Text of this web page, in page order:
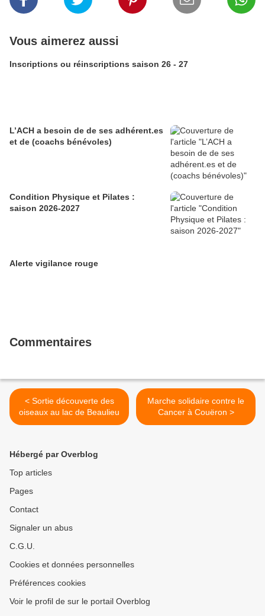
Vous aimerez aussi
Inscriptions ou réinscriptions saison 26 - 27
L’ACH a besoin de de ses adhérent.es
et de (coachs bénévoles)
Condition Physique et Pilates :
saison 2026-2027
Alerte vigilance rouge
Commentaires
< Sortie découverte des
oiseaux au lac de Beaulieu
Marche solidaire contre le
Cancer à Couëron >
Hébergé par Overblog
Top articles
Pages
Contact
Signaler un abus
C.G.U.
Cookies et données personnelles
Préférences cookies
Voir le profil de sur le portail Overblog